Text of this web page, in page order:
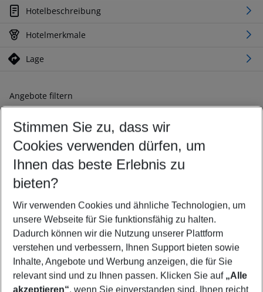
Hotelbeschreibung
Hotelmerkmale
Lage
Angebote filtern
Ändern Sie Ihre Kriterien nach Ihren Wünschen
Abflughafen wählen
Beliebiger Abflughafen
Reisezeitraum wählen
08.08.26– 06.08.27 5-8 Nächte
2 Erwachsene Keine Kinder
Mehr Filter anzeigen
Stimmen Sie zu, dass wir
Cookies verwenden dürfen, um
Ihnen das beste Erlebnis zu
bieten?
Wir verwenden Cookies und ähnliche Technologien, um
unsere Webseite für Sie funktionsfähig zu halten.
Dadurch können wir die Nutzung unserer Plattform
verstehen und verbessern, Ihnen Support bieten sowie
Inhalte, Angebote und Werbung anzeigen, die für Sie
relevant sind und zu Ihnen passen. Klicken Sie auf „Alle
akzeptieren“, wenn Sie einverstanden sind. Ihnen reicht